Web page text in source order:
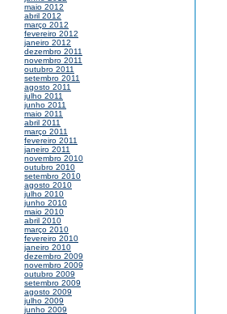
maio 2012
abril 2012
março 2012
fevereiro 2012
janeiro 2012
dezembro 2011
novembro 2011
outubro 2011
setembro 2011
agosto 2011
julho 2011
junho 2011
maio 2011
abril 2011
março 2011
fevereiro 2011
janeiro 2011
novembro 2010
outubro 2010
setembro 2010
agosto 2010
julho 2010
junho 2010
maio 2010
abril 2010
março 2010
fevereiro 2010
janeiro 2010
dezembro 2009
novembro 2009
outubro 2009
setembro 2009
agosto 2009
julho 2009
junho 2009